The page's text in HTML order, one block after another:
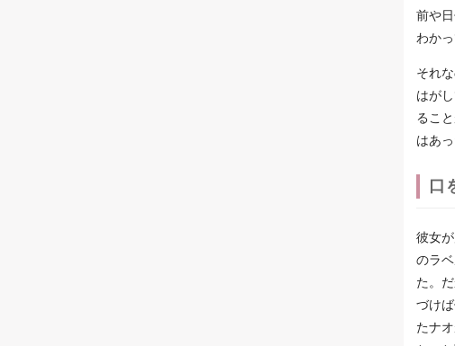
前や
わか
それ
はが
るこ
はあ
口
彼女
のラ
た。
づけ
たナ